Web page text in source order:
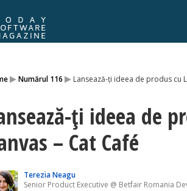
▸Numărul 116 ▸ Lansează-ți ideea de produs cu
ți ideea de
– Cat Café
Terezia Neagu
Senior Product Executive @ Betfair Romania